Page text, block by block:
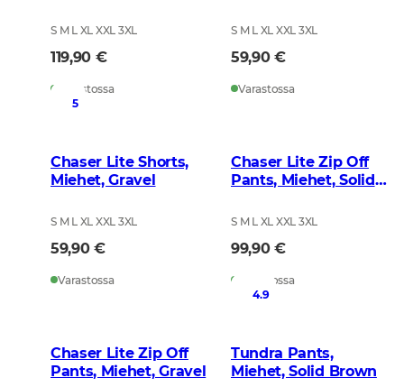
S M L XL XXL 3XL
119,90 €
Varastossa
S M L XL XXL 3XL
59,90 €
Varastossa
5
Chaser Lite Shorts,
Miehet, Gravel
S M L XL XXL 3XL
59,90 €
Varastossa
Chaser Lite Zip Off
Pants, Miehet, Solid
S M L XL XXL 3XL
99,90 €
Varastossa
Chaser Lite Zip Off
Pants, Miehet, Gravel
4.9
Tundra Pants,
Miehet, Solid Brown